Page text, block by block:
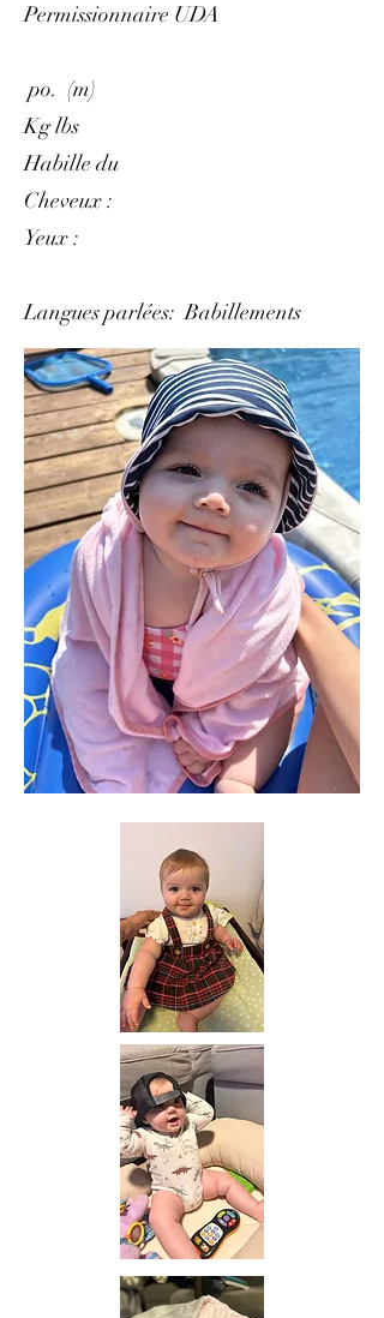
Permissionnaire UDA
po. (m)
Kg lbs
Habille du
Cheveux :
Yeux :
Langues parlées: Babillements